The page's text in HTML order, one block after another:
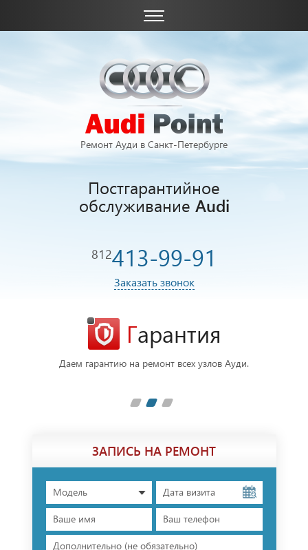
Ремонт Ауди в Санкт-Петербурге
Постгарантийное
обслуживание Audi
812413-99-91
Заказать звонок
Гарантия
Даем гарантию на ремонт всех узлов Ауди.
ЗАПИСЬ НА РЕМОНТ
Модель